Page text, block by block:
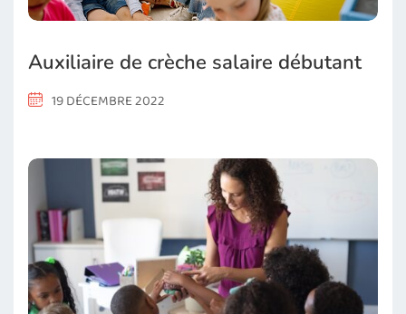
Auxiliaire de crèche salaire débutant
19 DÉCEMBRE 2022